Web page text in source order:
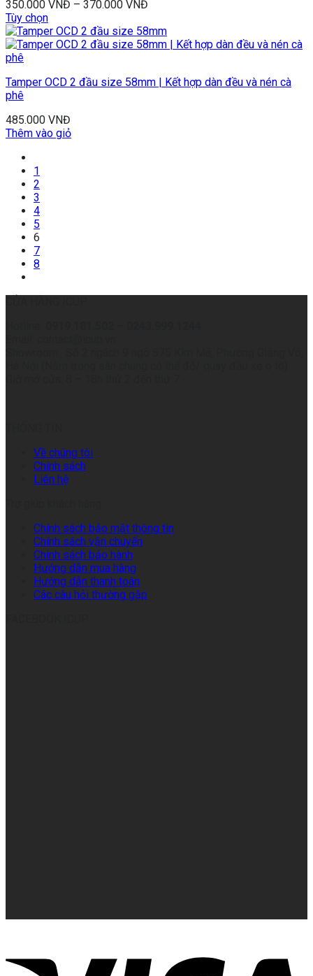
350.000 VNĐ – 370.000 VNĐ
Tùy chọn
Tamper OCD 2 đầu size 58mm | Kết hợp dàn đều và nén cà
phê
485.000 VNĐ
Thêm vào giỏ
1
2
3
4
5
6
7
8
Về chúng tôi
Chính sách
Liên hệ
Chính sách bảo mật thông tin
Chính sách vận chuyển
Chính sách bảo hành
Hướng dẫn mua hàng
Hướng dẫn thanh toán
Các câu hỏi thường gặp